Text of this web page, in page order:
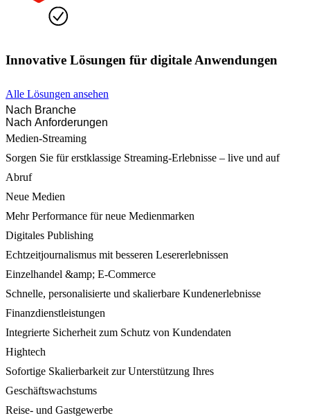
Innovative Lösungen für digitale Anwendungen
Alle Lösungen ansehen
Nach Branche
Nach Anforderungen
Medien-Streaming
Sorgen Sie für erstklassige Streaming-Erlebnisse – live und auf
Abruf
Neue Medien
Mehr Performance für neue Medienmarken
Digitales Publishing
Echtzeitjournalismus mit besseren Lesererlebnissen
Einzelhandel &amp; E-Commerce
Schnelle, personalisierte und skalierbare Kundenerlebnisse
Finanzdienstleistungen
Integrierte Sicherheit zum Schutz von Kundendaten
Hightech
Sofortige Skalierbarkeit zur Unterstützung Ihres
Geschäftswachstums
Reise- und Gastgewerbe